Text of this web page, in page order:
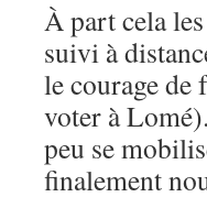
À part cela
suivi à
le courage de
voter à
peu se
finalement